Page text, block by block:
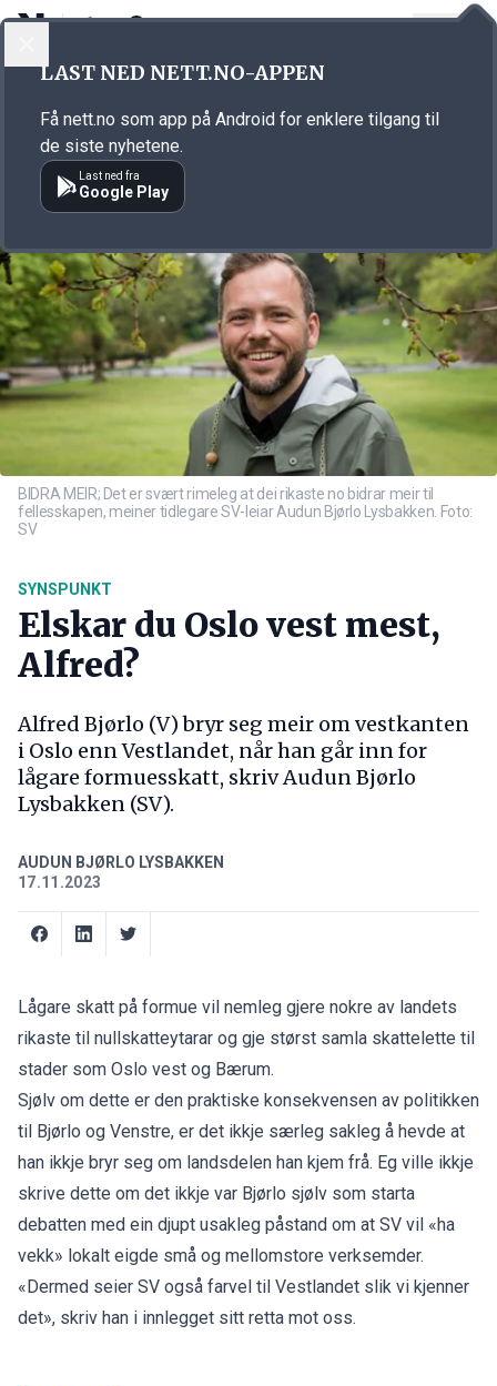
Annonsørinnhold
BIDRA MEIR; Det er svært rimeleg at dei rikaste no bidrar meir til
fellesskapen, meiner tidlegare SV-leiar Audun Bjørlo Lysbakken. Foto:
SV
SYNSPUNKT
Elskar du Oslo vest mest,
Alfred?
Alfred Bjørlo (V) bryr seg meir om vestkanten
i Oslo enn Vestlandet, når han går inn for
lågare formuesskatt, skriv Audun Bjørlo
Lysbakken (SV).
AUDUN BJØRLO LYSBAKKEN
17.11.2023
Lågare skatt på formue vil nemleg gjere nokre av landets
rikaste til nullskatteytarar og gje størst samla skattelette til
stader som Oslo vest og Bærum.
Sjølv om dette er den praktiske konsekvensen av politikken
til Bjørlo og Venstre, er det ikkje særleg sakleg å hevde at
han ikkje bryr seg om landsdelen han kjem frå. Eg ville ikkje
skrive dette om det ikkje var Bjørlo sjølv som starta
debatten med ein djupt usakleg påstand om at SV vil «ha
vekk» lokalt eigde små og mellomstore verksemder.
«Dermed seier SV også farvel til Vestlandet slik vi kjenner
det», skriv han i innlegget sitt retta mot oss.
LAST NED NETT.NO-APPEN
Få nett.no som app på Android for enklere tilgang til
de siste nyhetene.
Last ned fra
Google Play